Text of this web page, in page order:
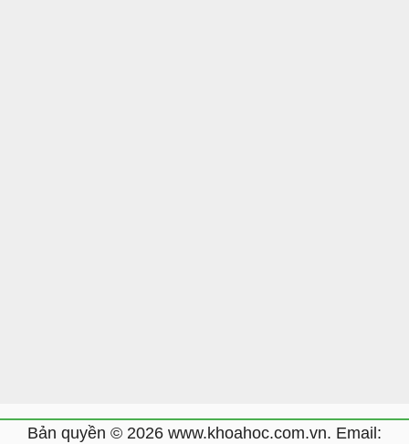
Bản quyền © 2026 www.khoahoc.com.vn. Email: